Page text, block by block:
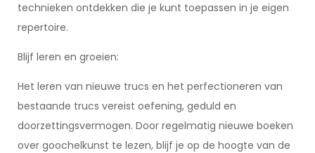
technieken ontdekken die je kunt toepassen in je eigen
repertoire.
Blijf leren en groeien:
Het leren van nieuwe trucs en het perfectioneren van
bestaande trucs vereist oefening, geduld en
doorzettingsvermogen. Door regelmatig nieuwe boeken
over goochelkunst te lezen, blijf je op de hoogte van de